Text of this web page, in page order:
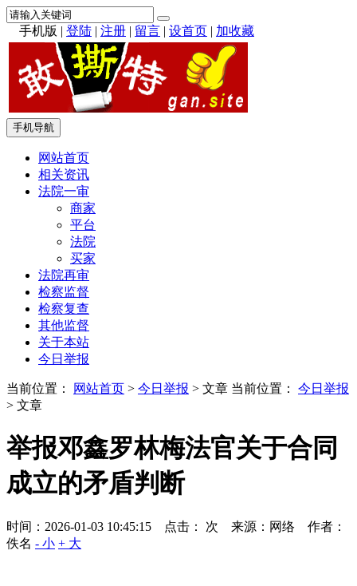
手机版 | 登陆 | 注册 | 留言 | 设首页 | 加收藏
手机导航
网站首页
相关资讯
法院一审
商家
平台
法院
买家
法院再审
检察监督
检察复查
其他监督
关于本站
今日举报
当前位置： 网站首页 > 今日举报 > 文章 当前位置： 今日举报
> 文章
举报邓鑫罗林梅法官关于合同
成立的矛盾判断
时间：2026-01-03 10:45:15 点击： 次 来源：网络 作者：
佚名 - 小 + 大